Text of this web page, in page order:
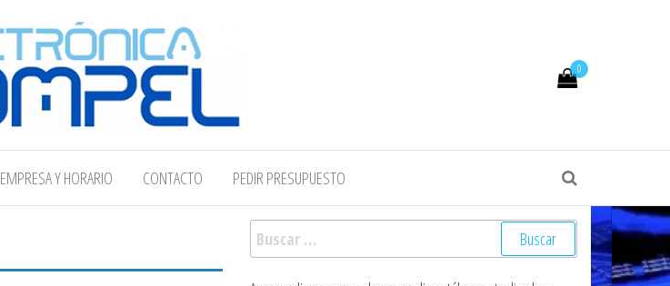
Electrónica COMPEL
0
EMPRESA Y HORARIO CONTACTO PEDIR PRESUPUESTO
Buscar: